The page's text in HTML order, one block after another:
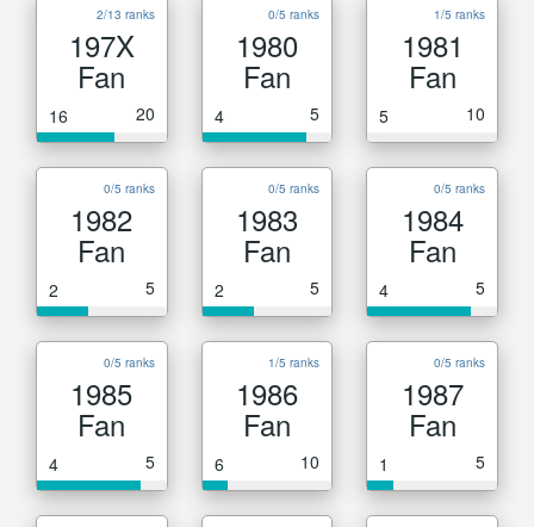
2/13 ranks
197X
Fan
16 20
0/5 ranks
1980
Fan
4 5
1/5 ranks
1981
Fan
5 10
0/5 ranks
1982
Fan
2 5
0/5 ranks
1983
Fan
2 5
0/5 ranks
1984
Fan
4 5
0/5 ranks
1985
Fan
4 5
1/5 ranks
1986
Fan
6 10
0/5 ranks
1987
Fan
1 5